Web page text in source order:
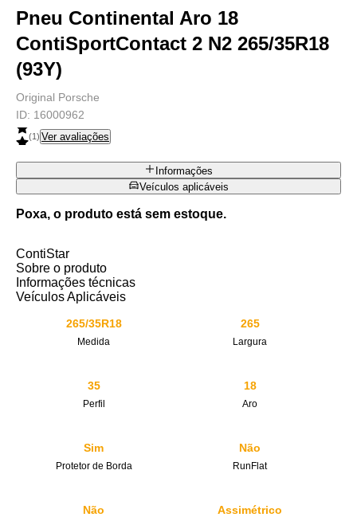
Pneu Continental Aro 18
ContiSportContact 2 N2 265/35R18
(93Y)
Original Porsche
ID: 16000962
(1) Ver avaliações
Informações
Veículos aplicáveis
Poxa, o produto está sem estoque.
ContiStar
Sobre o produto
Informações técnicas
Veículos Aplicáveis
265/35R18
Medida
265
Largura
35
Perfil
18
Aro
Sim
Protetor de Borda
Não
RunFlat
Não Assimétrico